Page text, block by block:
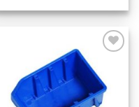
listu
želja